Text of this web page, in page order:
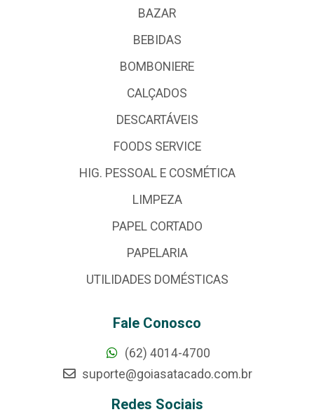
BAZAR
BEBIDAS
BOMBONIERE
CALÇADOS
DESCARTÁVEIS
FOODS SERVICE
HIG. PESSOAL E COSMÉTICA
LIMPEZA
PAPEL CORTADO
PAPELARIA
UTILIDADES DOMÉSTICAS
Fale Conosco
(62) 4014-4700
suporte@goiasatacado.com.br
Redes Sociais